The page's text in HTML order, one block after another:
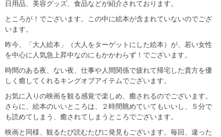
日用品、美容グッズ、食品などが紹介されております。
ところが！でございます。この中に絵本が含まれていないのでござ
います。
昨今、「大人絵本」（大人をターゲットにした絵本）が、若い女性
を中心に人気急上昇中なのにもかかわらず！でございます。
時間のある夜、ない夜、仕事や人間関係で疲れて帰宅した貴方を優
しく癒してくれるキングオブアイテムでございます。
お気に入りの映画を観る感覚で楽しめ、癒されるのでございます。
さらに、絵本のいいところは、２時間眺めていてもいいし、５分で
も読めてしまう、癒されてしまうところでございます。
映画と同様、観るたび読むたびに発見もございます。毎回、違った